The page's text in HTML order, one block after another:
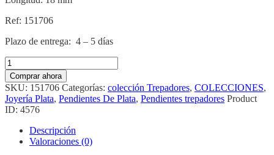
Ref: 151706
Plazo de entrega: 4 – 5 días
Pendientes
Trepadores
De
Plata
De
Ley
Con
Zirconitas
cantidad
Comprar ahora
SKU: 151706 Categorías: colección Trepadores, COLECCIONES,
Joyería Plata, Pendientes De Plata, Pendientes trepadores Product
ID: 4576
Descripción
Valoraciones (0)